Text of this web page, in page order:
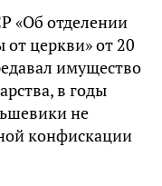
«Об отделении
от церкви» от 20
имущество
в годы
не
конфискации